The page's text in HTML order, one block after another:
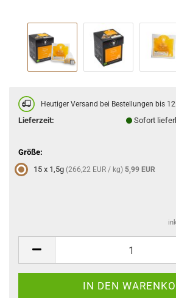
Heutiger Versand bei Bestellungen bis
Lieferzeit: Sofort
Größe:
15 x 1,5g (266,22 EUR / kg) 5,99 EUR